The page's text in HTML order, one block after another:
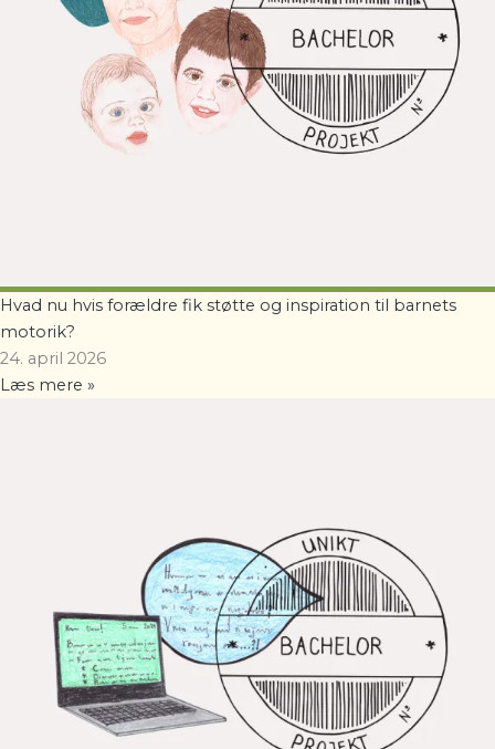
Hvad nu hvis forældre fik støtte og inspiration til barnets
motorik?
24. april 2026
Læs mere »